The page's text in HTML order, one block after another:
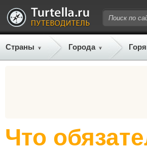
Страны Города
Что